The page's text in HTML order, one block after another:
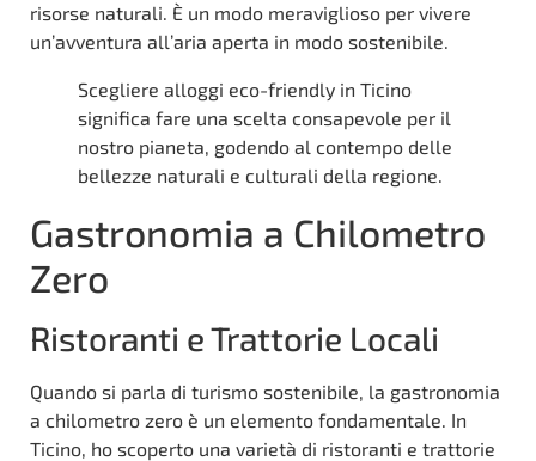
risorse naturali. È un modo meraviglioso per vivere
un’avventura all’aria aperta in modo sostenibile.
Scegliere alloggi eco-friendly in Ticino
significa fare una scelta consapevole per il
nostro pianeta, godendo al contempo delle
bellezze naturali e culturali della regione.
Gastronomia a Chilometro
Zero
Ristoranti e Trattorie Locali
Quando si parla di turismo sostenibile, la gastronomia
a chilometro zero è un elemento fondamentale. In
Ticino, ho scoperto una varietà di ristoranti e trattorie